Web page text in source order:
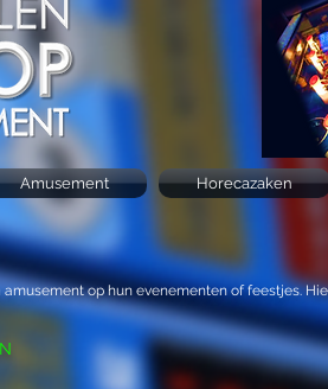
op hun evenementen of feestjes.
Amusement Horecazaken